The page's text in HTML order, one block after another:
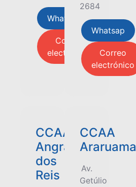
Whatsap
Correo
electrónico
2684
Whatsap
Correo
electrónico
CCAA
Angra
dos
Reis
CCAA
Araruama
Av.
Getúlio